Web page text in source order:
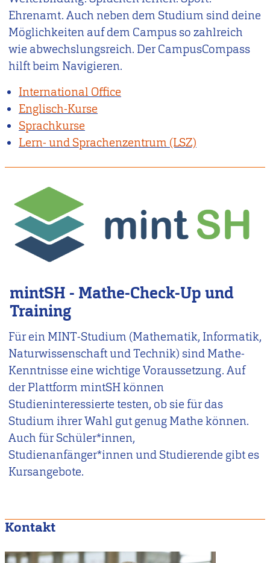
Ehrenamt. Auch neben dem Studium sind deine
Möglichkeiten auf dem Campus so zahlreich
wie abwechslungsreich. Der CampusCompass
hilft beim Navigieren.
International Office
Englisch-Kurse
Sprachkurse
Lern- und Sprachenzentrum (LSZ)
mintSH - Mathe-Check-Up und
Training
Für ein MINT-Studium (Mathematik, Informatik,
Naturwissenschaft und Technik) sind Mathe-
Kenntnisse eine wichtige Voraussetzung. Auf
der Plattform mintSH können
Studieninteressierte testen, ob sie für das
Studium ihrer Wahl gut genug Mathe können.
Auch für Schüler*innen,
Studienanfänger*innen und Studierende gibt es
Kursangebote.
Kontakt